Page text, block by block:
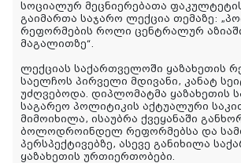
სოციალურ მეცნიერებათა
გაიმართა საჯარო ლექცია თემაზე:
რეფორმების როლი ცენტრალურ
მაგალითზე“.
ლექციას საქართველოში ყაზახეთის
საელჩოს პირველი მდივანი, კანატ
უძღვებოდა. დიპლომატმა ყაზახეთის
საგარეო პოლიტიკის აქტუალური
მიმოიხილა, ისაუბრა ქვეყანაში
ბოლოდროინდელ რეფორმებსა და
პერსპექტივებზე, ასევე განიხილა
ყაზახეთის ურთიერთობები.